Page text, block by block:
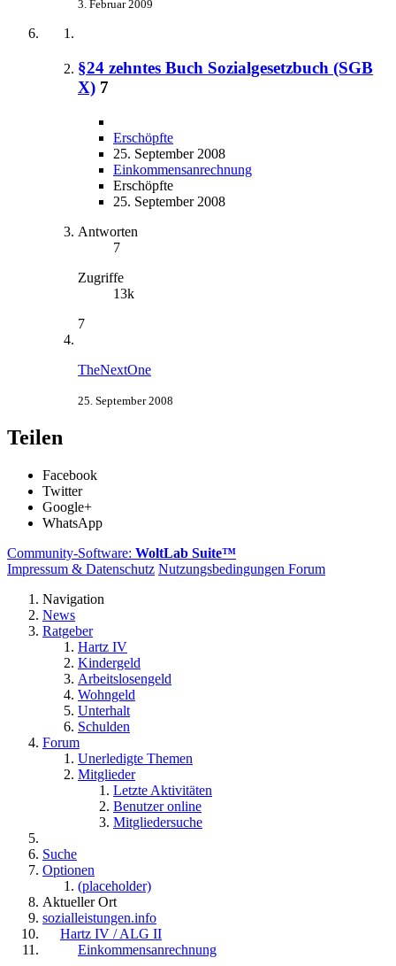
3. Februar 2009
§24 zehntes Buch Sozialgesetzbuch (SGB
X) 7
Erschöpfte
25. September 2008
Einkommensanrechnung
Erschöpfte
25. September 2008
Antworten
7
Zugriffe
13k
7
TheNextOne
25. September 2008
Teilen
Facebook
Twitter
Google+
WhatsApp
Community-Software: WoltLab Suite™
Impressum & Datenschutz Nutzungsbedingungen Forum
Navigation
News
Ratgeber
Hartz IV
Kindergeld
Arbeitslosengeld
Wohngeld
Unterhalt
Schulden
Forum
Unerledigte Themen
Mitglieder
Letzte Aktivitäten
Benutzer online
Mitgliedersuche
Suche
Optionen
(placeholder)
Aktueller Ort
sozialleistungen.info
Hartz IV / ALG II
Einkommensanrechnung